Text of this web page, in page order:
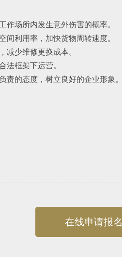
作场所内发生意外伤害的概率。
间利用率，加快货物周转速度。
减少维修更换成本。
法框架下运营。
责的态度，树立良好的企业形象。
在线申请报名